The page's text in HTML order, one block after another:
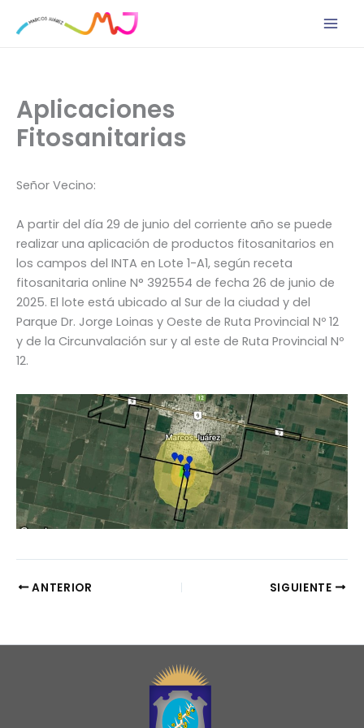
Aplicaciones
Fitosanitarias
Señor Vecino:
A partir del día 29 de junio del corriente año se puede
realizar una aplicación de productos fitosanitarios en
los campos del INTA en Lote 1-A1, según receta
fitosanitaria online N° 392554 de fecha 26 de junio de
2025. El lote está ubicado al Sur de la ciudad y del
Parque Dr. Jorge Loinas y Oeste de Ruta Provincial Nº 12
y de la Circunvalación sur y al este de Ruta Provincial Nº
12.
ANTERIOR SIGUIENTE